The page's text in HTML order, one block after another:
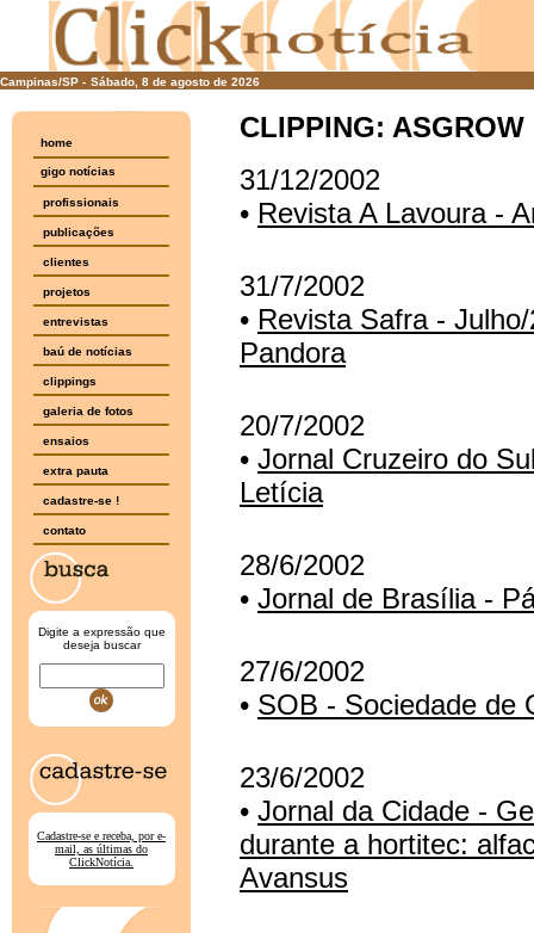
Campinas/SP - Sábado, 8 de agosto de 2026
home
gigo notícias
profissionais
publicações
clientes
projetos
entrevistas
baú de notícias
clippings
galeria de fotos
ensaios
extra pauta
cadastre-se !
contato
Digite a expressão que
deseja buscar
Cadastre-se e receba, por e-
mail, as últimas do
ClickNotícia.
CLIPPING: ASGROW
31/12/2002
• Revista A Lavoura -
31/7/2002
• Revista Safra -
Pandora
20/7/2002
• Jornal Cruzeiro do
Letícia
28/6/2002
• Jornal de Brasília -
27/6/2002
• SOB - Sociedade de
23/6/2002
• Jornal da Cidade -
durante a hortitec:
Avansus